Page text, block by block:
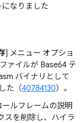
なりました
] メニュー オプショ
ァイルが Base64 テ
バイナリとして
た（40784130）。
ールフレームの説明
スを削除し、ハイラ